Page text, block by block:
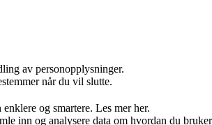
av personopplysninger.
når du vil slutte.
og smartere. Les mer her.
inn og analysere data om hvordan du